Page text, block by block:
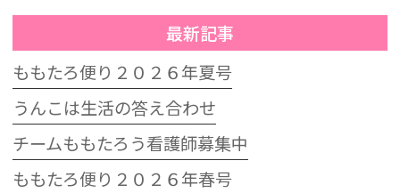
最新記事
ももたろ便り２０２６年夏号
うんこは生活の答え合わせ
チームももたろう看護師募集中
ももたろ便り２０２６年春号